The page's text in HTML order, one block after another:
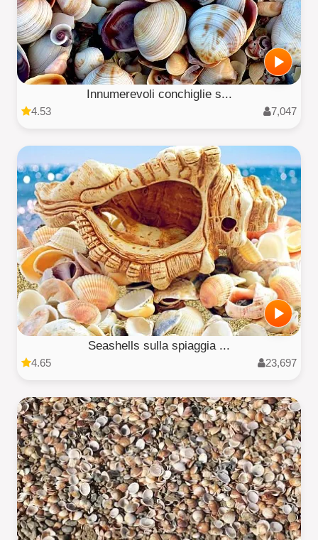
Innumerevoli conchiglie s...
4.53 7,047
Seashells sulla spiaggia ...
4.65 23,697